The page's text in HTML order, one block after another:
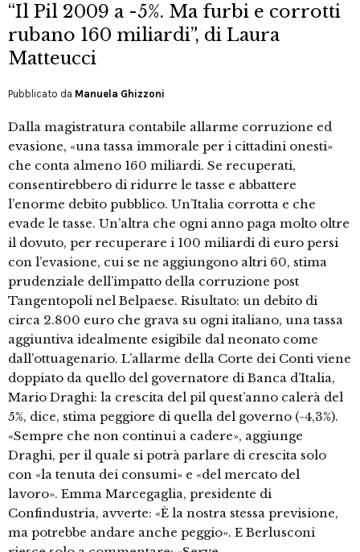
“Il Pil 2009 a -5%. Ma furbi e corrotti
rubano 160 miliardi”, di Laura
Matteucci
Pubblicato da Manuela Ghizzoni
Dalla magistratura contabile allarme corruzione ed
evasione, «una tassa immorale per i cittadini onesti»
che conta almeno 160 miliardi. Se recuperati,
consentirebbero di ridurre le tasse e abbattere
l’enorme debito pubblico. Un’Italia corrotta e che
evade le tasse. Un’altra che ogni anno paga molto oltre
il dovuto, per recuperare i 100 miliardi di euro persi
con l’evasione, cui se ne aggiungono altri 60, stima
prudenziale dell’impatto della corruzione post
Tangentopoli nel Belpaese. Risultato: un debito di
circa 2.800 euro che grava su ogni italiano, una tassa
aggiuntiva idealmente esigibile dal neonato come
dall’ottuagenario. L’allarme della Corte dei Conti viene
doppiato da quello del governatore di Banca d’Italia,
Mario Draghi: la crescita del pil quest’anno calerà del
5%, dice, stima peggiore di quella del governo (-4,3%).
«Sempre che non continui a cadere», aggiunge
Draghi, per il quale si potrà parlare di crescita solo
con «la tenuta dei consumi» e «del mercato del
lavoro». Emma Marcegaglia, presidente di
Confindustria, avverte: «È la nostra stessa previsione,
ma potrebbe andare anche peggio». E Berlusconi